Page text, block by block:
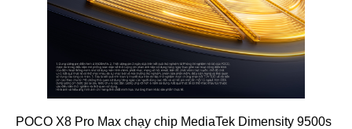
POCO X8 Pro Max chạy chip MediaTek Dimensity 9500s